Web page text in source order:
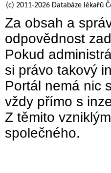
(c) 2011-2026 Databáze lékařů
Za obsah a
odpovědnost
Pokud
si právo takový
Portál nemá nic
vždy přímo s
Z těmito
společného.